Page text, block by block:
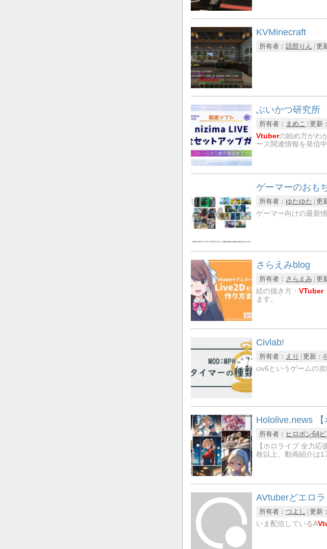
KVMinecraft
所有者：語部りん 更
ぶいかつ研究所
所有者： まめこ 更新：
Vtuberの始め方がわ
ース関連情報を発信中
ゲーマーのおも
所有者： ゆたゆた 更
ゲーマー向けの最新
さらえみblog
所有者： さらえみ 更
絵の描き方・ VTuber
ます。
Civlab!
所有者： えり 更新：
civ6というゲームの
Hololive.news 【
所有者： ヒロポン64ビ
【ホロライブ 全力
枚以上、動画紹介は1
AVtuberどエロラ
所有者：つよし 更新
いま配信しているA